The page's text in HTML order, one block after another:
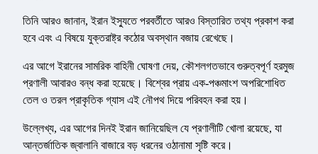
তিনি আরও জানান, ইরান ইস্যুতে পরবর্তীতে আরও বিস্তারিত তথ্য প্রকাশ করা
হবে এবং এ বিষয়ে যুক্তরাষ্ট্র কঠোর অবস্থান বজায় রেখেছে।
এর আগে ইরানের সামরিক বাহিনী ঘোষণা দেয়, কৌশলগতভাবে গুরুত্বপূর্ণ হরমুজ
প্রণালী আবারও বন্ধ করা হয়েছে। বিশ্বের প্রায় এক-পঞ্চমাংশ অপরিশোধিত
তেল ও তরল প্রাকৃতিক গ্যাস এই নৌপথ দিয়ে পরিবহন করা হয়।
উল্লেখ্য, এর আগের দিনই ইরান জানিয়েছিল যে প্রণালীটি খোলা রয়েছে, যা
আন্তর্জাতিক জ্বালানি বাজারে বড় ধরনের ওঠানামা সৃষ্টি করে।